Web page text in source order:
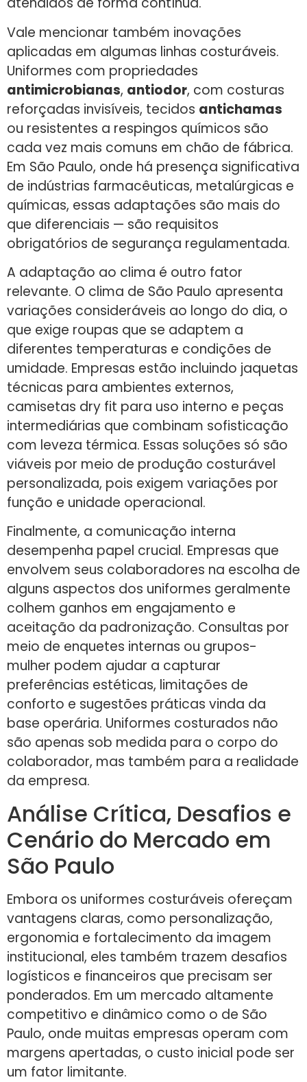
Vale mencionar também inovações
aplicadas em algumas linhas costuráveis.
Uniformes com propriedades
antimicrobianas, antiodor, com costuras
reforçadas invisíveis, tecidos antichamas
ou resistentes a respingos químicos são
cada vez mais comuns em chão de fábrica.
Em São Paulo, onde há presença significativa
de indústrias farmacêuticas, metalúrgicas e
químicas, essas adaptações são mais do
que diferenciais — são requisitos
obrigatórios de segurança regulamentada.
A adaptação ao clima é outro fator
relevante. O clima de São Paulo apresenta
variações consideráveis ao longo do dia, o
que exige roupas que se adaptem a
diferentes temperaturas e condições de
umidade. Empresas estão incluindo jaquetas
técnicas para ambientes externos,
camisetas dry fit para uso interno e peças
intermediárias que combinam sofisticação
com leveza térmica. Essas soluções só são
viáveis por meio de produção costurável
personalizada, pois exigem variações por
função e unidade operacional.
Finalmente, a comunicação interna
desempenha papel crucial. Empresas que
envolvem seus colaboradores na escolha de
alguns aspectos dos uniformes geralmente
colhem ganhos em engajamento e
aceitação da padronização. Consultas por
meio de enquetes internas ou grupos-
mulher podem ajudar a capturar
preferências estéticas, limitações de
conforto e sugestões práticas vinda da
base operária. Uniformes costurados não
são apenas sob medida para o corpo do
colaborador, mas também para a realidade
da empresa.
Análise Crítica, Desafios e
Cenário do Mercado em
São Paulo
Embora os uniformes costuráveis ofereçam
vantagens claras, como personalização,
ergonomia e fortalecimento da imagem
institucional, eles também trazem desafios
logísticos e financeiros que precisam ser
ponderados. Em um mercado altamente
competitivo e dinâmico como o de São
Paulo, onde muitas empresas operam com
margens apertadas, o custo inicial pode ser
um fator limitante.